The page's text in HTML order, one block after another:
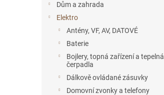
Dům a zahrada
Elektro
Antény, VF, AV, DATOVÉ
Baterie
Bojlery, topná zařízení a tepelná
čerpadla
Dálkově ovládané zásuvky
Domovní zvonky a telefony